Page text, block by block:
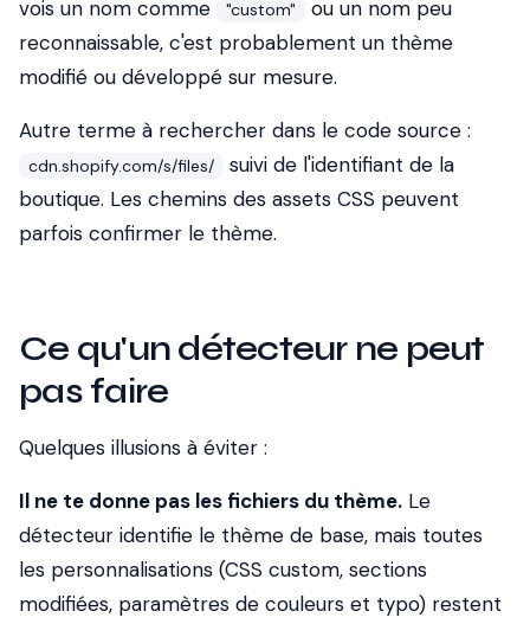
vois un nom comme "custom"
ou un nom peu
reconnaissable, c'est probablement un thème
modifié ou développé sur mesure.
Autre terme à rechercher dans le code source :
cdn.shopify.com/s/files/
suivi de l'identifiant de la
boutique. Les chemins des assets CSS peuvent
parfois confirmer le thème.
Ce qu'un détecteur ne peut
pas faire
Quelques illusions à éviter :
Il ne te donne pas les fichiers du thème. Le
détecteur identifie le thème de base, mais toutes
les personnalisations (CSS custom, sections
modifiées, paramètres de couleurs et typo) restent